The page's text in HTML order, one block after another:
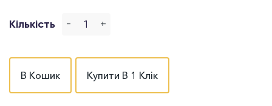
Кількість - +
В Кошик Купити В 1 Клік